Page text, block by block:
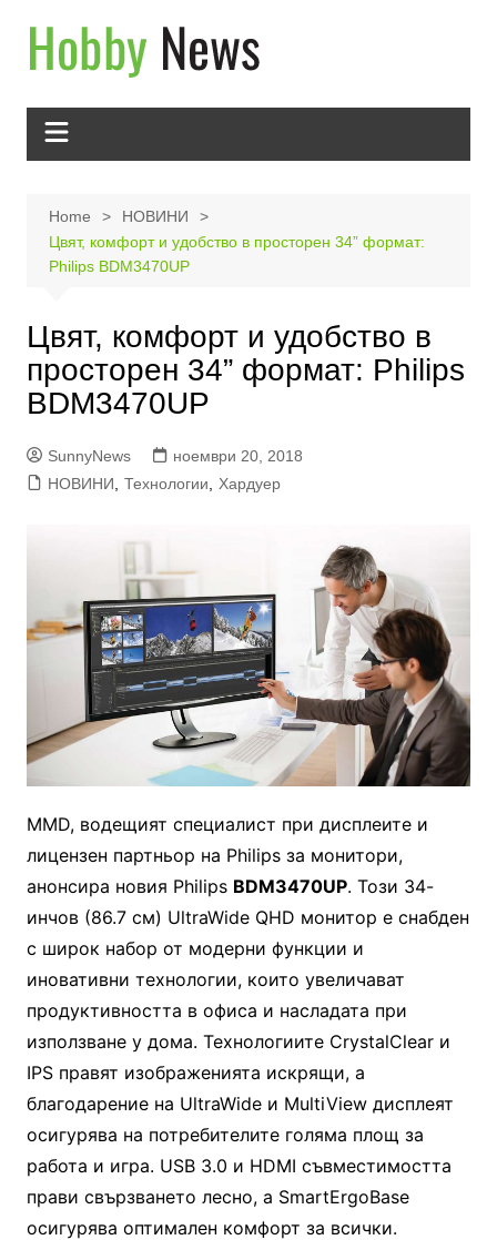
content
Home
НОВИНИ
Цвят, комфорт и удобство в просторен 34” формат:
Philips BDM3470UP
Цвят, комфорт и удобство в
просторен 34” формат: Philips
BDM3470UP
SunnyNews
ноември 20, 2018
НОВИНИ
Технологии Хардуер
MMD, водещият специалист при дисплеите и
лицензен партньор на Philips за монитори,
анонсира новия Philips BDM3470UP. Този 34-
инчов (86.7 см) UltraWide QHD монитор е снабден
с широк набор от модерни функции и
иновативни технологии, които увеличават
продуктивността в офиса и насладата при
използване у дома. Технологиите CrystalClear и
IPS правят изображенията искрящи, а
благодарение на UltraWide и MultiView дисплеят
осигурява на потребителите голяма площ за
работа и игра. USB 3.0 и HDMI съвместимостта
прави свързването лесно, а SmartErgoBase
осигурява оптимален комфорт за всички.